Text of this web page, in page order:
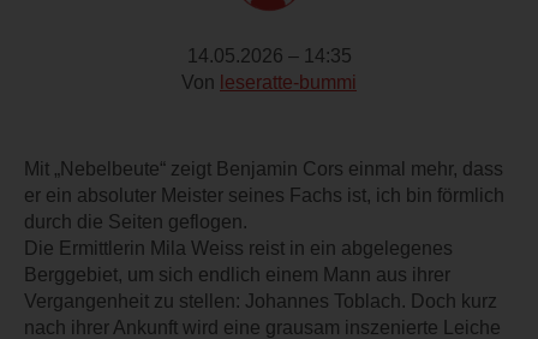
14.05.2026 – 14:35
Von leseratte-bummi
Mit „Nebelbeute“ zeigt Benjamin Cors einmal mehr, dass
er ein absoluter Meister seines Fachs ist, ich bin förmlich
durch die Seiten geflogen.
Die Ermittlerin Mila Weiss reist in ein abgelegenes
Berggebiet, um sich endlich einem Mann aus ihrer
Vergangenheit zu stellen: Johannes Toblach. Doch kurz
nach ihrer Ankunft wird eine grausam inszenierte Leiche